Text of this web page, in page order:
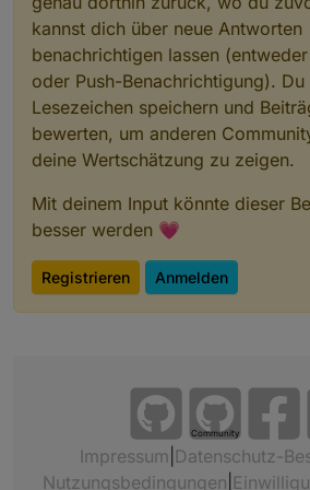
kannst dich über neue Antworten
benachrichtigen lassen
oder Push-Benachrichtigung).
Lesezeichen speichern und
bewerten, um anderen
deine Wertschätzung zu zeigen.
Mit deinem Input könnte dieser
besser werden 💗
Registrieren Anmelden
Community
Impressum Datenschutz-
Nutzungsbedingungen